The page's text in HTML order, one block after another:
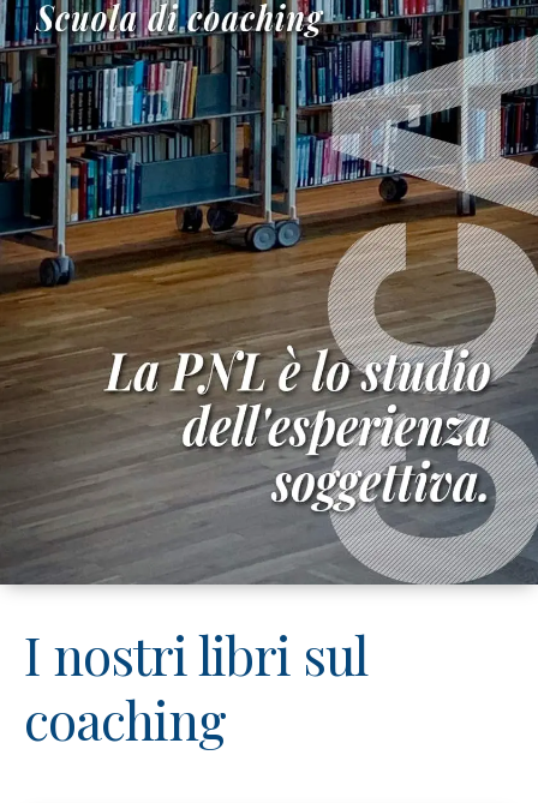
I nostri libri sul
coaching